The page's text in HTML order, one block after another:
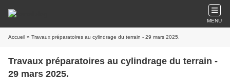
MENU
Accueil » Travaux préparatoires au cylindrage du terrain - 29 mars 2025.
Travaux préparatoires au cylindrage du terrain -
29 mars 2025.